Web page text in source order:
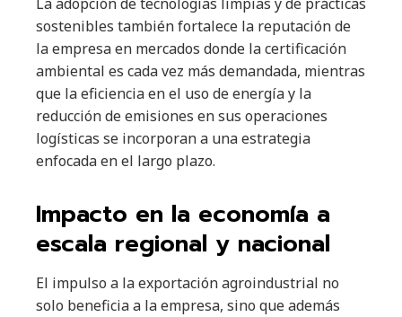
sostenibles también fortalece la reputación de
la empresa en mercados donde la certificación
ambiental es cada vez más demandada, mientras
que la eficiencia en el uso de energía y la
reducción de emisiones en sus operaciones
logísticas se incorporan a una estrategia
enfocada en el largo plazo.
Impacto en la economía a
escala regional y nacional
El impulso a la exportación agroindustrial no
solo beneficia a la empresa, sino que además